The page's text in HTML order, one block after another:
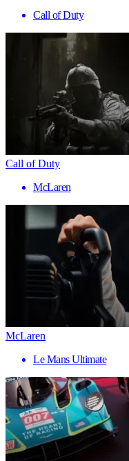
Call of Duty
Call of Duty
McLaren
McLaren
Le Mans Ultimate